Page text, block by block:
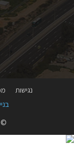
נגישות
©